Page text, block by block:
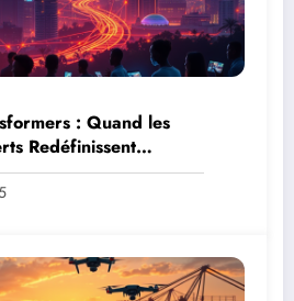
: Quand les
Redéfinissent